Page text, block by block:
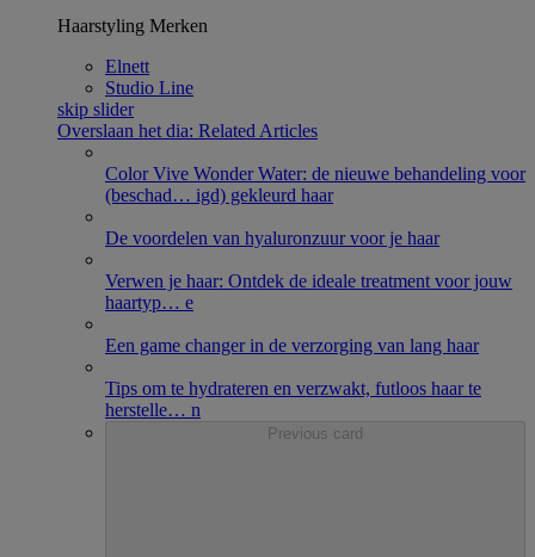
Haarstyling Merken
Elnett
Studio Line
skip slider
Overslaan het dia: Related Articles
Color Vive Wonder Water: de nieuwe behandeling voor
(beschad… igd) gekleurd haar
De voordelen van hyaluronzuur voor je haar
Verwen je haar: Ontdek de ideale treatment voor jouw
haartyp… e​
Een game changer in de verzorging van lang haar
Tips om te hydrateren en verzwakt, futloos haar te
herstelle… n
Previous card